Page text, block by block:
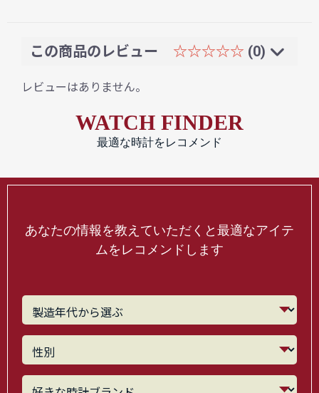
この商品のレビュー ☆☆☆☆☆ (0)
レビューはありません。
WATCH FINDER
最適な時計をレコメンド
あなたの情報を教えていただくと最適なアイテ
ムをレコメンドします